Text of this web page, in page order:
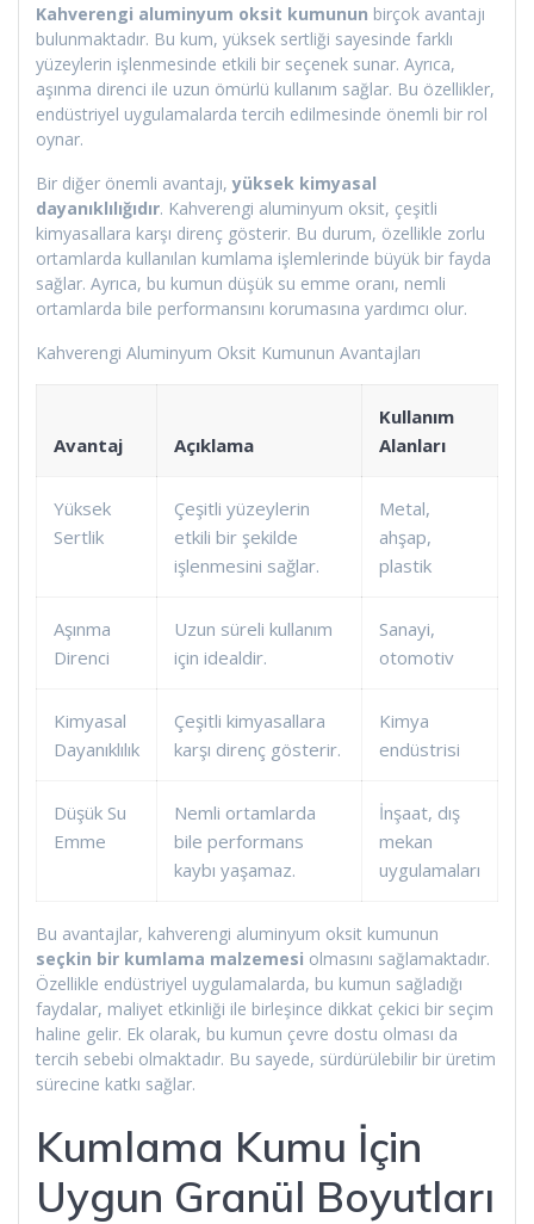
Kahverengi aluminyum oksit kumunun birçok avantajı
bulunmaktadır. Bu kum, yüksek sertliği sayesinde farklı
yüzeylerin işlenmesinde etkili bir seçenek sunar. Ayrıca,
aşınma direnci ile uzun ömürlü kullanım sağlar. Bu özellikler,
endüstriyel uygulamalarda tercih edilmesinde önemli bir rol
oynar.
Bir diğer önemli avantajı,yüksek kimyasal
dayanıklılığıdır. Kahverengi aluminyum oksit, çeşitli
kimyasallara karşı direnç gösterir. Bu durum, özellikle zorlu
ortamlarda kullanılan kumlama işlemlerinde büyük bir fayda
sağlar. Ayrıca, bu kumun düşük su emme oranı, nemli
ortamlarda bile performansını korumasına yardımcı olur.
Kahverengi Aluminyum Oksit Kumunun Avantajları
Avantaj Açıklama
Kullanım
Alanları
Yüksek
Sertlik
Çeşitli yüzeylerin
etkili bir şekilde
işlenmesini sağlar.
Metal,
ahşap,
plastik
Aşınma
Direnci
Uzun süreli kullanım
için idealdir.
Sanayi,
otomotiv
Kimyasal
Dayanıklılık
Çeşitli kimyasallara
karşı direnç gösterir.
Kimya
endüstrisi
Düşük Su
Emme
Nemli ortamlarda
bile performans
kaybı yaşamaz.
İnşaat, dış
mekan
uygulamaları
Bu avantajlar, kahverengi aluminyum oksit kumunun
seçkin bir kumlama malzemesi olmasını sağlamaktadır.
Özellikle endüstriyel uygulamalarda, bu kumun sağladığı
faydalar, maliyet etkinliği ile birleşince dikkat çekici bir seçim
haline gelir. Ek olarak, bu kumun çevre dostu olması da
tercih sebebi olmaktadır. Bu sayede, sürdürülebilir bir üretim
sürecine katkı sağlar.
Kumlama Kumu İçin
Uygun Granül Boyutları